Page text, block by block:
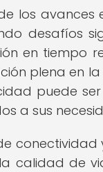
los avances
desafíos
en tiempo
plena en
puede
a sus
conectividad
calidad de